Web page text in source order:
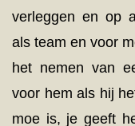
verleggen en op
als team en voor
het nemen van
voor hem als hij
moe is, je geeft